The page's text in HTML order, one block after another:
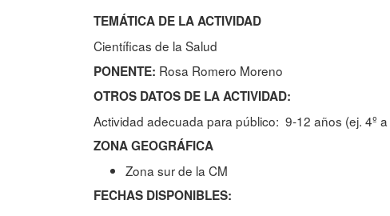
TEMÁTICA DE LA ACTIVIDAD
Científicas de la Salud
PONENTE: Rosa Romero Moreno
OTROS DATOS DE LA ACTIVIDAD:
Actividad adecuada para público: 9-12 años (ej. 4º a
ZONA GEOGRÁFICA
Zona sur de la CM
FECHAS DISPONIBLES: